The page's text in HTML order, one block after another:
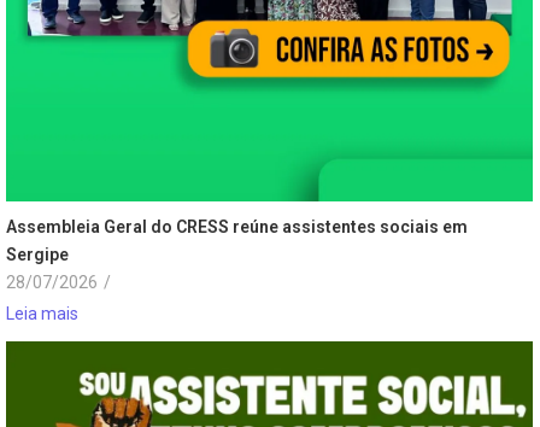
Assembleia Geral do CRESS reúne assistentes sociais em
Sergipe
28/07/2026 /
Leia mais